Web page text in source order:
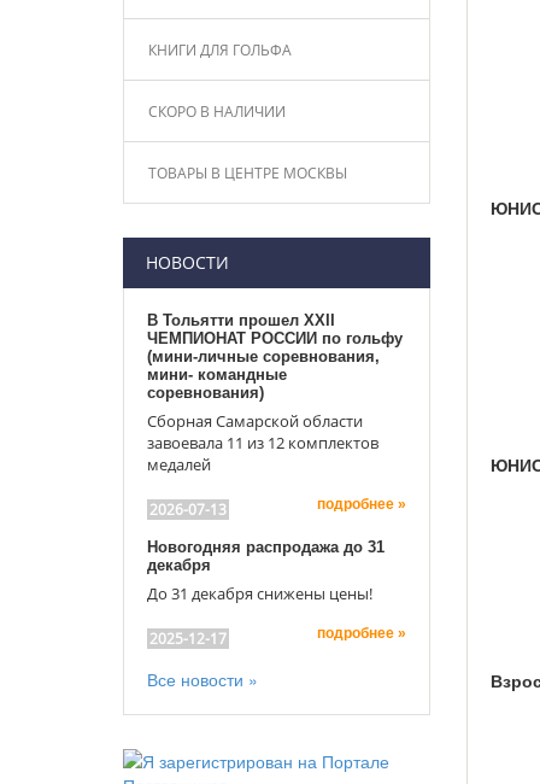
КНИГИ ДЛЯ ГОЛЬФА
СКОРО В НАЛИЧИИ
ТОВАРЫ В ЦЕНТРЕ МОСКВЫ
НОВОСТИ
В Тольятти прошел XXII
ЧЕМПИОНАТ РОССИИ по гольфу
(мини-личные соревнования,
мини- командные
соревнования)
Сборная Самарской области
завоевала 11 из 12 комплектов
медалей
2026-07-13 подробнее »
Новогодняя распродажа до 31
декабря
До 31 декабря снижены цены!
2025-12-17 подробнее »
Все новости »